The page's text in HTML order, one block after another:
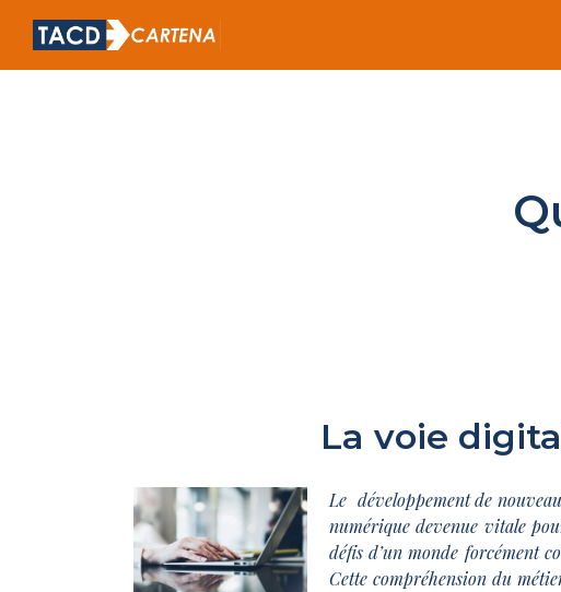
​La voie
Le développement de
numérique devenue vitale
défis d’un monde forcément
Cette compréhension du